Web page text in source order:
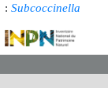
: Subcoccinella